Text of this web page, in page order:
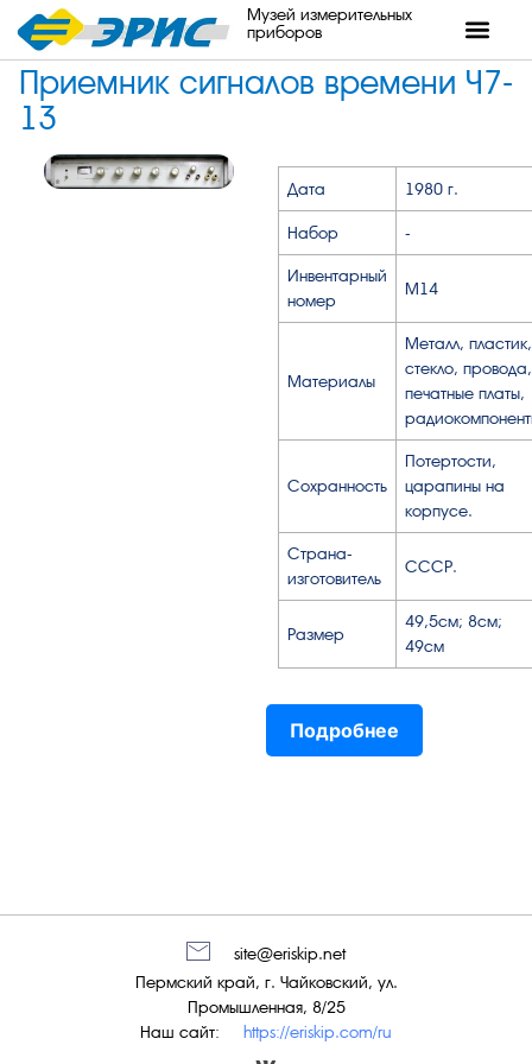
Музей измерительных
приборов
Приемник сигналов времени Ч7-
13
Дата 1980 г.
Набор -
Инвентарный
номер
М14
Материалы
Металл, пластик,
стекло, провода,
печатные платы,
Сохранность
Потертости,
царапины на
корпусе.
Страна-
изготовитель
СССР.
Размер
49,5см; 8см;
49см
Подробнее
Наш сайт: https://eriskip.com/ru
Пермский край, г. Чайковский, ул.
Промышленная, 8/25
site@eriskip.net